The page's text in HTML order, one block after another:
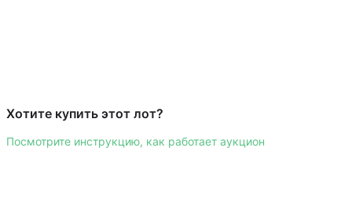
Хотите купить этот лот?
Посмотрите инструкцию, как работает аукцион